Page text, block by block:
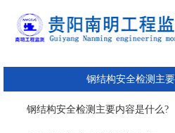
钢结构安全检测主
钢结构安全检测主要内容是什么?